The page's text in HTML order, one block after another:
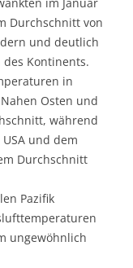
Durchschnitt von
und deutlich
Kontinents.
in
Osten und
während
und dem
Durchschnitt
Pazifik
ungewöhnlich